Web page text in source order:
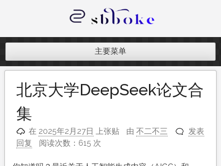
内
记录跨境电商独立站开发遇到的点点
主要菜单
北京大学DeepSeek论文合
集
在 2025年2月27日 上张贴 由不二不三
发表
回复
阅读次数：615 次